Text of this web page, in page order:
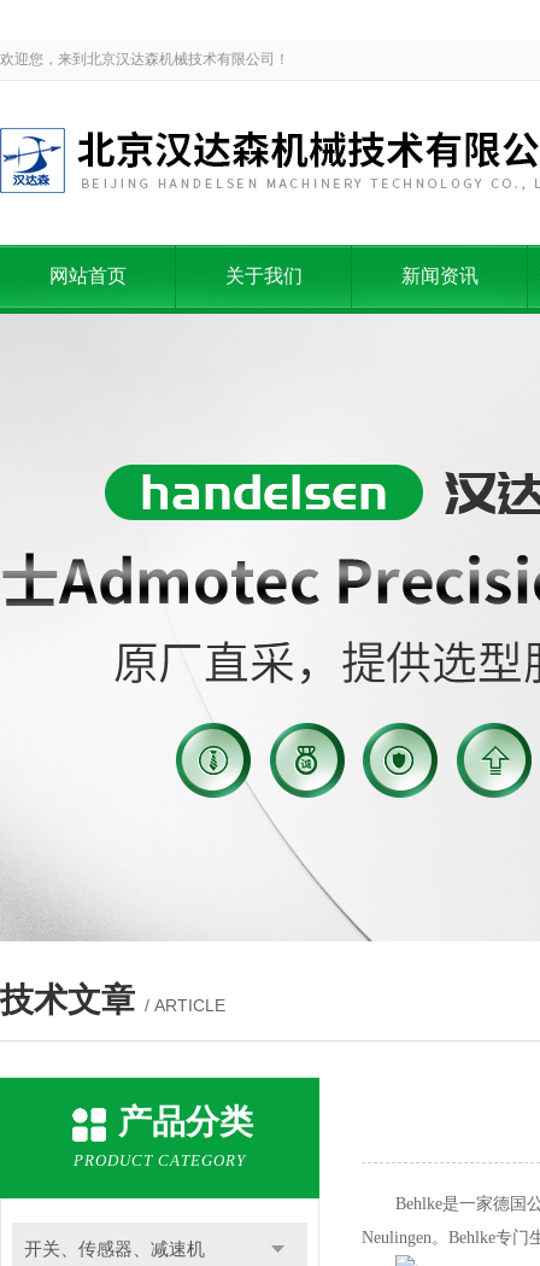
欢迎您，来到北京汉达森机械技术有限公司！
网站首页 关于我们 新闻资讯
技术文章 / ARTICLE
产品分类
PRODUCT CATEGORY
开关、传感器、减速机
Behlke是一家德国公
Neulingen。Behlke专